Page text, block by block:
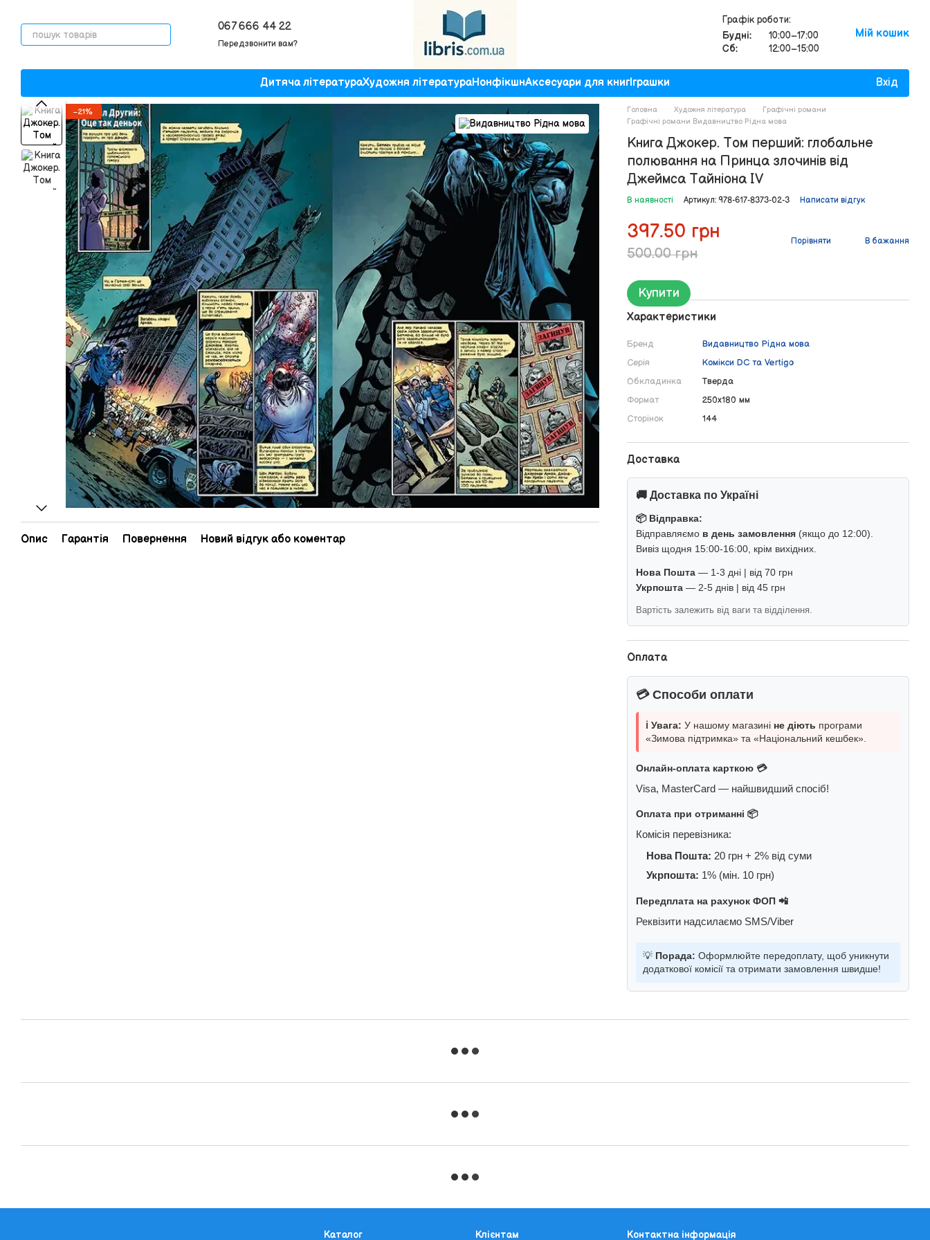
067 666 44 22
Передзвонити вам?
Графік роботи:
Будні:
10:00–17:00
Сб:
12:00–15:00
Мій кошик
Дитяча літератураХудожня літератураНонфікшнАксесуари для книгІграшки Вхід
−21%
Опис Гарантія Повернення Новий відгук або коментар
Головна Художня література
Графічні романи
Графічні романи Видавництво Рiдна мова
Книга Джокер. Том перший: глобальне
полювання на Принца злочинів від
Джеймса Тайніона IV
В наявності Артикул: 978-617-8373-02-3 Написати відгук
397.50 грн
500.00 грн
Порівняти В бажання
Купити
Характеристики
Бренд
Видавництво Рiдна мова
Серія
Комікси DC та Vertigo
Обкладинка
Тверда
Формат
250х180 мм
Сторінок
144
Доставка
🚚 Доставка по Україні
📦 Відправка:
Відправляємо в день замовлення (якщо до 12:00).
Вивіз щодня 15:00-16:00, крім вихідних.
Нова Пошта — 1-3 дні | від 70 грн
Укрпошта — 2-5 днів | від 45 грн
Вартість залежить від ваги та відділення.
Оплата
💳 Способи оплати
ℹ️ Увага: У нашому магазині не діють програми
«Зимова підтримка» та «Національний кешбек».
Онлайн-оплата карткою 💳
Visa, MasterCard — найшвидший спосіб!
Оплата при отриманні 📦
Комісія перевізника:
Нова Пошта: 20 грн + 2% від суми
Укрпошта: 1% (мін. 10 грн)
Передплата на рахунок ФОП 📲
Реквізити надсилаємо SMS/Viber
💡 Порада: Оформлюйте передоплату, щоб уникнути
додаткової комісії та отримати замовлення швидше!
Каталог Клієнтам Контактна інформація